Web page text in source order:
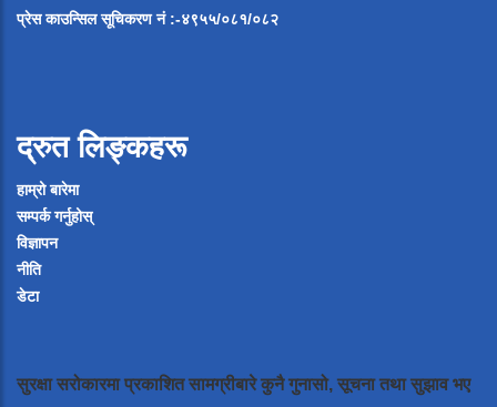
प्रेस काउन्सिल सूचिकरण नं:-४९५५/०८१/०८२
द्रुत लिङ्कहरू
हाम्रो बारेमा
सम्पर्क गर्नुहोस्
विज्ञापन
नीति
डेटा
सुरक्षा सरोकारमा प्रकाशित सामग्रीबारे कुनै गुनासो, सूचना तथा सुझाव भए